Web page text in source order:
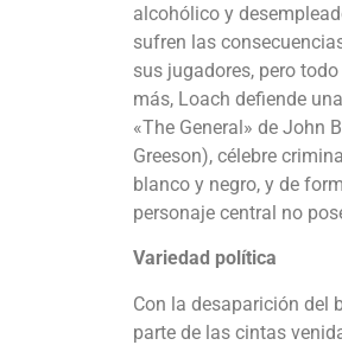
alcohólico y
sufren las
sus jugadores, pero
más, Loach defiende
«The General» de John
Greeson), célebre
blanco y negro, y de
personaje central no
Variedad política
Con la desaparición del
parte de las cintas